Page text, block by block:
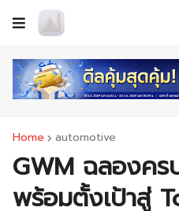
Home automotive
GWM ฉลองค
พร้อมตั้งเป้าสู่